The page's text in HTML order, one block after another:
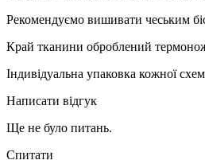
Рекомендуємо вишивати чеським
Край тканини оброблений
Індивідуальна упаковка кожної
Написати відгук
Ще не було питань.
Спитати